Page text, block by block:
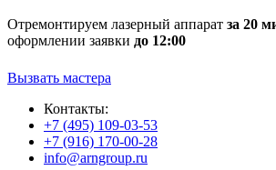
Отремонтируем лазерный аппарат за 20
оформлении заявки до 12:00
Вызвать мастера
Контакты:
+7 (495) 109-03-53
+7 (916) 170-00-28
info@arngroup.ru